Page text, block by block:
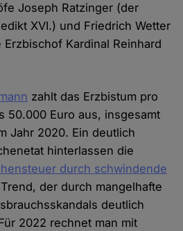
Joseph Ratzinger (der
XVI.) und Friedrich Wetter
Kardinal Reinhard
zahlt das Erzbistum pro
50.000 Euro aus, insgesamt
Jahr 2020. Ein deutlich
hinterlassen die
durch schwindende
der durch mangelhafte
deutlich
2022 rechnet man mit